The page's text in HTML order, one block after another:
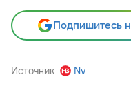
Подпишитесь
Источник Nv